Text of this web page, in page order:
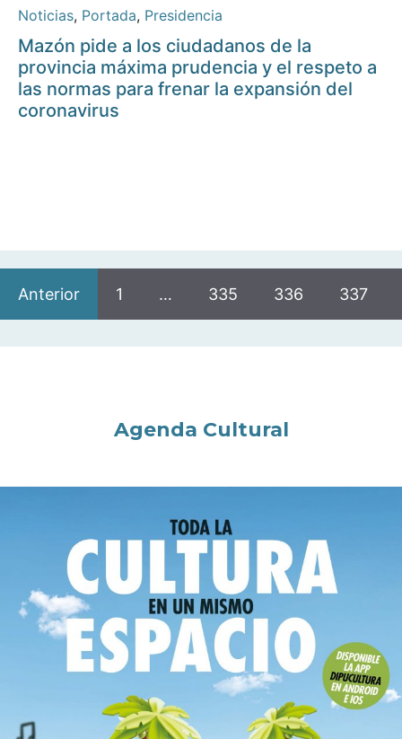
Noticias, Portada, Presidencia
Mazón pide a los ciudadanos de la
provincia máxima prudencia y el respeto a
las normas para frenar la expansión del
coronavirus
Anterior 1 … 335 336 337
Agenda Cultural